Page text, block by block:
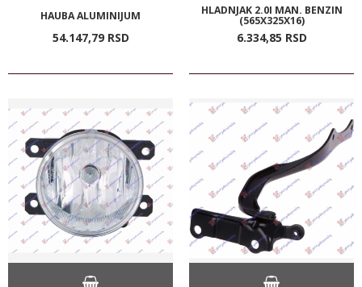
HAUBA ALUMINIJUM
54.147,79 RSD
HLADNJAK 2.0I MAN. BENZIN
(565X325X16)
6.334,85 RSD